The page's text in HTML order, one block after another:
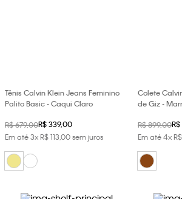
Tênis Calvin Klein Jeans Feminino
Palito Basic - Caqui Claro
R$679,00R$339,00
Em até3xR$11300sem juros
Colete
de Giz -
R$899,00R$
Em até4xR$